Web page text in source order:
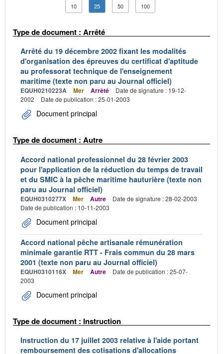
10 25 50 100
Type de document : Arrêté
Arrêté du 19 décembre 2002 fixant les modalités
d'organisation des épreuves du certificat d'aptitude
au professorat technique de l'enseignement
maritime (texte non paru au Journal officiel)
EQUH0210223A Mer Arrêté
Date de signature : 19-12-
2002
Date de publication : 25-01-2003
Document principal
Type de document : Autre
Accord national professionnel du 28 février 2003
pour l'application de la réduction du temps de travail
et du SMIC à la pêche maritime hauturière (texte non
paru au Journal officiel)
EQUH0310277X Mer Autre
Date de signature : 28-02-2003
Date de publication : 10-11-2003
Document principal
Accord national pêche artisanale rémunération
minimale garantie RTT - Frais commun du 28 mars
2001 (texte non paru au Journal officiel)
EQUH0310116X Mer Autre
Date de publication : 25-07-
2003
Document principal
Type de document : Instruction
Instruction du 17 juillet 2003 relative à l'aide portant
remboursement des cotisations d'allocations